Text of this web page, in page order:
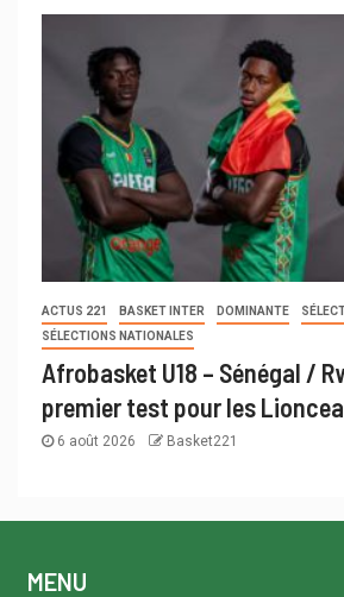
ACTUS 221 BASKET INTER DOMINANTE
SÉLECTIONS NATIONALES
Afrobasket U18 – Sénégal /
premier test pour les
6 août 2026 Basket221
MENU